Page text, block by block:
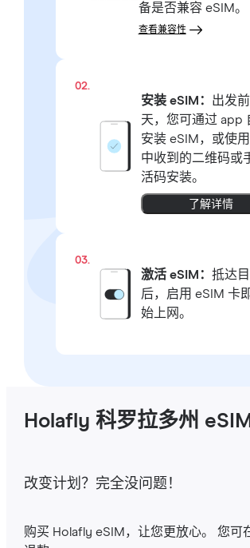
备是否兼容 eSIM。
查看兼容性
02.
安装 eSIM： 出发
天，您可通过 app
安装 eSIM，或使
中收到的二维码或
活码安装。
了解详情
03.
激活 eSIM： 抵达
后，启用 eSIM 卡
始上网。
Holafly 科罗拉多州
改变计划？完全没问题！
购买 Holafly eSIM，让您更放心。 您可